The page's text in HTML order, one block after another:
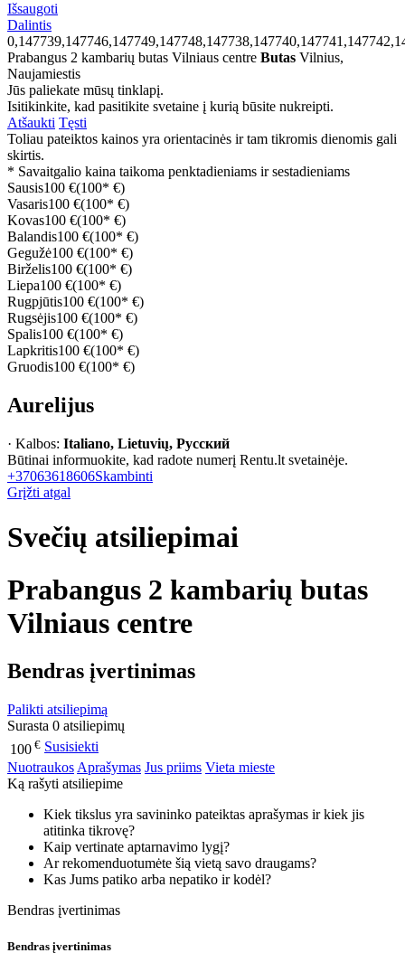
Išsaugoti
Dalintis
Prabangus 2 kambarių butas Vilniaus centre Butas Vilnius,
Naujamiestis
Jūs paliekate mūsų tinklapį.
Isitikinkite, kad pasitikite svetaine į kurią būsite nukreipti.
Atšaukti Tęsti
Toliau pateiktos kainos yra orientacinės ir tam tikromis dienomis gali
skirtis.
* Savaitgalio kaina taikoma penktadieniams ir sestadieniams
Sausis100 €(100* €)
Vasaris100 €(100* €)
Kovas100 €(100* €)
Balandis100 €(100* €)
Gegužė100 €(100* €)
Birželis100 €(100* €)
Liepa100 €(100* €)
Rugpjūtis100 €(100* €)
Rugsėjis100 €(100* €)
Spalis100 €(100* €)
Lapkritis100 €(100* €)
Gruodis100 €(100* €)
Aurelijus
· Kalbos: Italiano, Lietuvių, Русский
Būtinai informuokite, kad radote numerį Rentu.lt svetainėje.
+37063618606Skambinti
Grįžti atgal
Svečių atsiliepimai
Prabangus 2 kambarių butas
Vilniaus centre
Bendras įvertinimas
Palikti atsiliepimą
Surasta 0 atsiliepimų
100 € Susisiekti
Nuotraukos Aprašymas Jus priims Vieta mieste
Ką rašyti atsiliepime
Kiek tikslus yra savininko pateiktas aprašymas ir kiek jis
atitinka tikrovę?
Kaip vertinate aptarnavimo lygį?
Ar rekomenduotumėte šią vietą savo draugams?
Kas Jums patiko arba nepatiko ir kodėl?
Bendras įvertinimas
Bendras įvertinimas